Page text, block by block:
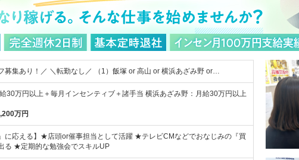
募集あり！／ ＼転勤なし／ （1）飯塚 or 高山 or 横浜あざみ野 or…
給30万円以上＋毎月インセンティブ＋諸手当 横浜あざみ野：月給30万円以上
万円
に応える】★店頭or催事担当として活躍 ★テレビCMなどでおなじみの『買
る ★定期的な勉強会でスキルUP